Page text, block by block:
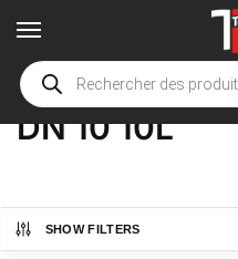
Accueil boutique / Product
DN 10 10L
SHOW FILTERS